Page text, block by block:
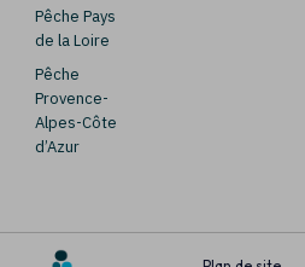
Pêche Pays
de la Loire
Pêche
Provence-
Alpes-Côte
d’Azur